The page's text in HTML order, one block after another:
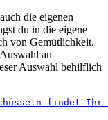
die eigenen
du in die eigene
von Gemütlichkeit.
an
Auswahl behilflich
findet